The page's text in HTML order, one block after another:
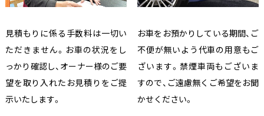
見積もりに係る手数料は一切い
ただきません。お車の状況をし
っかり確認し、オーナー様のご要
望を取り入れたお見積りをご提
示いたします。
お車をお預かりしている期間、ご
不便が無いよう代車の用意もご
ざいます。禁煙車両もございま
すので、ご遠慮無くご希望をお聞
かせください。